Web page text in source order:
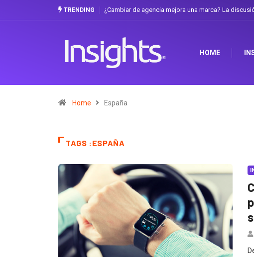
TRENDING ¿Cambiar de agencia mejora una marca? La
HOME
Home España
TAGS :ESPAÑA